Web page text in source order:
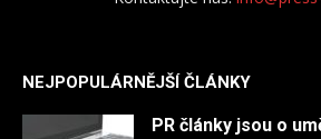
NEJPOPULÁRNĚJŠÍ ČLÁNKY
PR články jsou o